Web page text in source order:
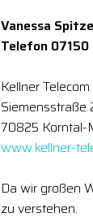
Vanessa
Telefon
Kellner
Siemensstraße
70825 Korntal-
www.kellner-
Da wir großen
zu verstehen.